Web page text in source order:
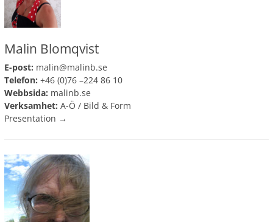
Malin Blomqvist
E-post: malin@malinb.se
Telefon: +46 (0)76 –224 86 10
Webbsida: malinb.se
Verksamhet: A-Ö / Bild & Form
Presentation →